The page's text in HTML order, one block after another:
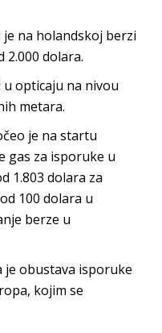
je na holandskoj berzi
2.000 dolara.
opticaju na nivou
metara.
je na startu
gas za isporuke u
1.803 dolara za
100 dolara u
berze u
je obustava isporuke
kojim se